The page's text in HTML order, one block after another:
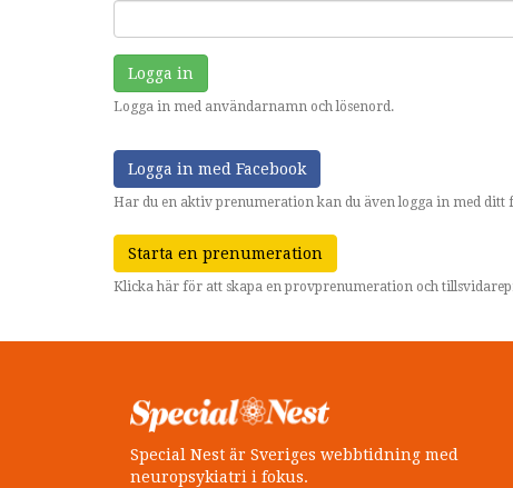
Logga in
Logga in med användarnamn och lösenord.
Logga in med Facebook
Har du en aktiv prenumeration kan du även logga in med ditt
Starta en prenumeration
Klicka här för att skapa en provprenumeration och
Special Nest är Sveriges webbtidning med
neuropsykiatri i fokus.